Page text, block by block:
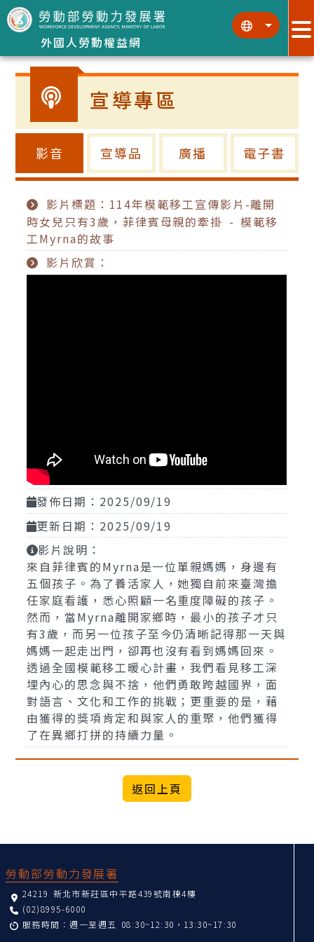
跳到主要內容區塊
外國人勞動權益網
::: :::
宣導專區
影音 宣導品 廣播 電子書
影片標題：114年模範移工宣傳影片-離開
時女兒只有3歲，菲律賓母親的牽掛 - 模範移
工Myrna的故事
影片欣賞：
發佈日期：2025/09/19
更新日期：2025/09/19
影片說明：
來自菲律賓的Myrna是一位單親媽媽，身邊有
五個孩子。為了養活家人，她獨自前來臺灣擔
任家庭看護，悉心照顧一名重度障礙的孩子。
然而，當Myrna離開家鄉時，最小的孩子才只
有3歲，而另一位孩子至今仍清晰記得那一天與
媽媽一起走出門，卻再也沒有看到媽媽回來。
透過全國模範移工暖心計畫，我們看見移工深
埋內心的思念與不捨，他們勇敢跨越國界，面
對語言、文化和工作的挑戰；更重要的是，藉
由獲得的獎項肯定和與家人的重聚，他們獲得
了在異鄉打拼的持續力量。
勞動部勞動力發展署
24219 新北市新莊區中平路439號南棟4樓
(02)8995-6000
服務時間：週一至週五 08:30~12:30，13:30~17:30